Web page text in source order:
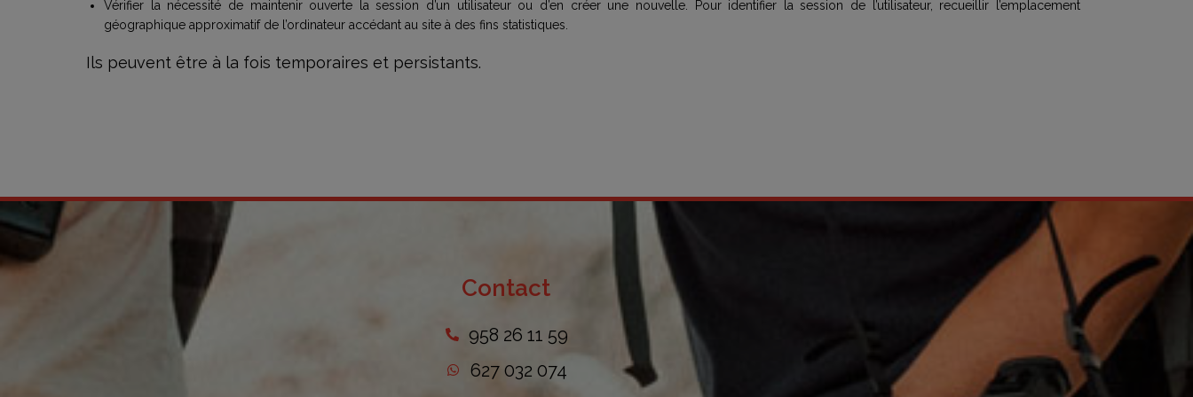
Vérifier la nécessité de maintenir ouverte la session d’un utilisateur ou d’en créer une nouvelle. Pour identifier la session de l’utilisateur, recueillir l’emplacement
géographique approximatif de l’ordinateur accédant au site à des fins statistiques.
Ils peuvent être à la fois temporaires et persistants.
Contact
958 26 11 59
627 032 074